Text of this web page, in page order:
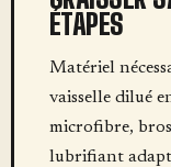
ÉTAPES
Matériel
vaisselle dilué
microfibre,
lubrifiant